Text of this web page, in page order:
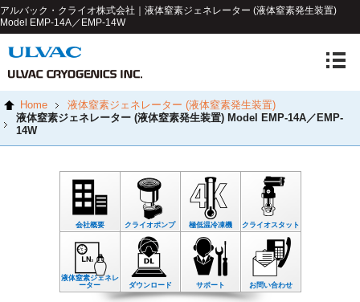
アルバック・クライオ株式会社｜液体窒素ジェネレーター (液体窒素発生装置)
Model EMP-14A／EMP-14W
Home
液体窒素ジェネレーター (液体窒素発生装置)
液体窒素ジェネレーター (液体窒素発生装置) Model EMP-14A／EMP-
14W
会社概要 クライオポンプ 極低温冷凍機 クライオスタット
液体窒素ジェネレ
ーター
ダウンロード サポート お問い合わせ